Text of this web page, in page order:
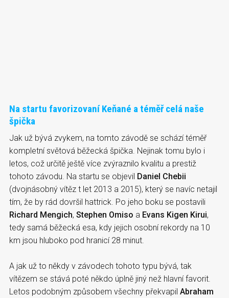
Na startu favorizovaní Keňané a téměř celá naše
špička
Jak už bývá zvykem, na tomto závodě se schází téměř
kompletní světová běžecká špička. Nejinak tomu bylo i
letos, což určitě ještě více zvýraznilo kvalitu a prestiž
tohoto závodu. Na startu se objevil Daniel Chebii
(dvojnásobný vítěz t let 2013 a 2015), který se navíc netajil
tím, že by rád dovršil hattrick. Po jeho boku se postavili
Richard Mengich, Stephen Omiso a Evans Kigen Kirui,
tedy samá běžecká esa, kdy jejich osobní rekordy na 10
km jsou hluboko pod hranicí 28 minut.
A jak už to někdy v závodech tohoto typu bývá, tak
vítězem se stává poté někdo úplně jiný než hlavní favorit.
Letos podobným způsobem všechny překvapil Abraham